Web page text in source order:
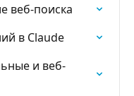
веб-поиска
в Claude
и веб-